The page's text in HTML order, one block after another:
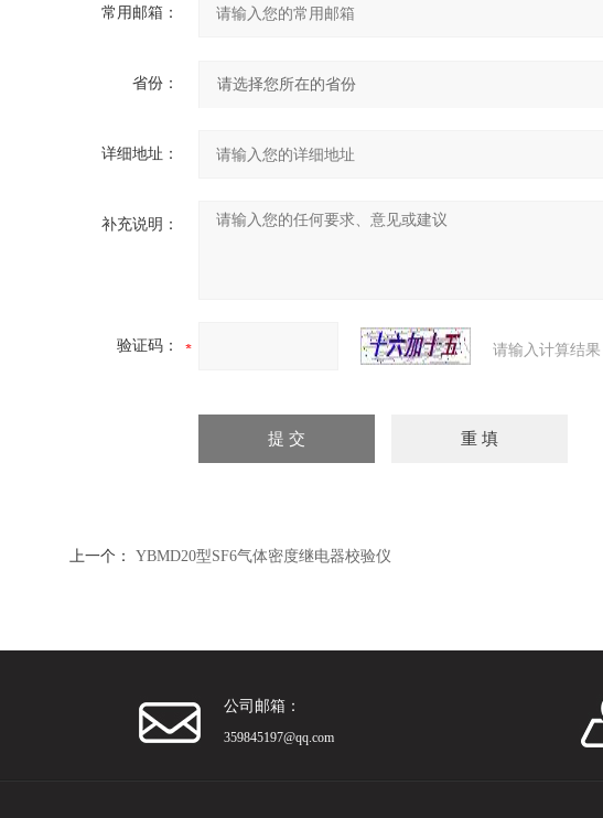
常用邮箱：
省份：
详细地址：
补充说明：
验证码： 请输入计算结
上一个： YBMD20型SF6气体密度继电器校验仪
公司邮箱：
359845197@qq.com